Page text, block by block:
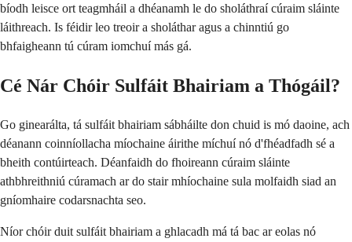
bíodh leisce ort teagmháil a dhéanamh le do sholáthraí cúraim sláinte
láithreach. Is féidir leo treoir a sholáthar agus a chinntiú go
bhfaigheann tú cúram iomchuí más gá.
Cé Nár Chóir Sulfáit Bhairiam a Thógáil?
Go ginearálta, tá sulfáit bhairiam sábháilte don chuid is mó daoine, ach
déanann coinníollacha míochaine áirithe míchuí nó d'fhéadfadh sé a
bheith contúirteach. Déanfaidh do fhoireann cúraim sláinte
athbhreithniú cúramach ar do stair mhíochaine sula molfaidh siad an
gníomhaire codarsnachta seo.
Níor chóir duit sulfáit bhairiam a ghlacadh má tá bac ar eolas nó